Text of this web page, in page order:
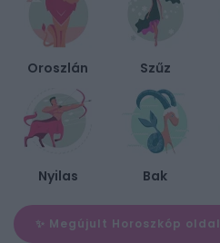
Oroszlán Szűz
Nyilas Bak
✨ Megújult Horoszkóp oldal